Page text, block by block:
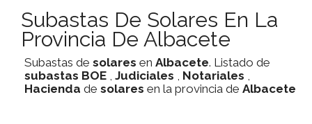
Subastas De Solares En La
Provincia De Albacete
Subastas de solares en Albacete. Listado de
subastas BOE , Judiciales , Notariales ,
Hacienda de solares en la provincia de Albacete